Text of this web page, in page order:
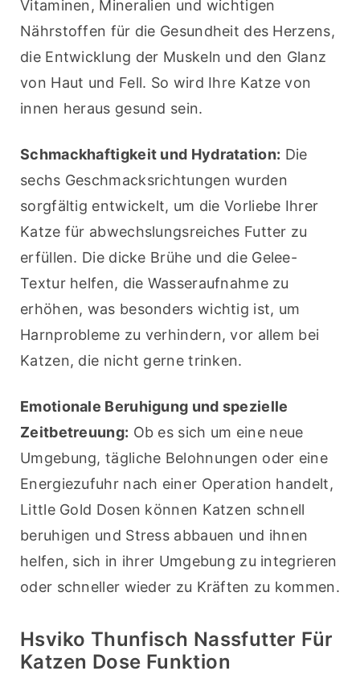
Vitaminen, Mineralien und wichtigen
Nährstoffen für die Gesundheit des Herzens,
die Entwicklung der Muskeln und den Glanz
von Haut und Fell. So wird Ihre Katze von
innen heraus gesund sein.
Schmackhaftigkeit und Hydratation: Die
sechs Geschmacksrichtungen wurden
sorgfältig entwickelt, um die Vorliebe Ihrer
Katze für abwechslungsreiches Futter zu
erfüllen. Die dicke Brühe und die Gelee-
Textur helfen, die Wasseraufnahme zu
erhöhen, was besonders wichtig ist, um
Harnprobleme zu verhindern, vor allem bei
Katzen, die nicht gerne trinken.
Emotionale Beruhigung und spezielle
Zeitbetreuung: Ob es sich um eine neue
Umgebung, tägliche Belohnungen oder eine
Energiezufuhr nach einer Operation handelt,
Little Gold Dosen können Katzen schnell
beruhigen und Stress abbauen und ihnen
helfen, sich in ihrer Umgebung zu integrieren
oder schneller wieder zu Kräften zu kommen.
Hsviko Thunfisch Nassfutter Für
Katzen Dose Funktion